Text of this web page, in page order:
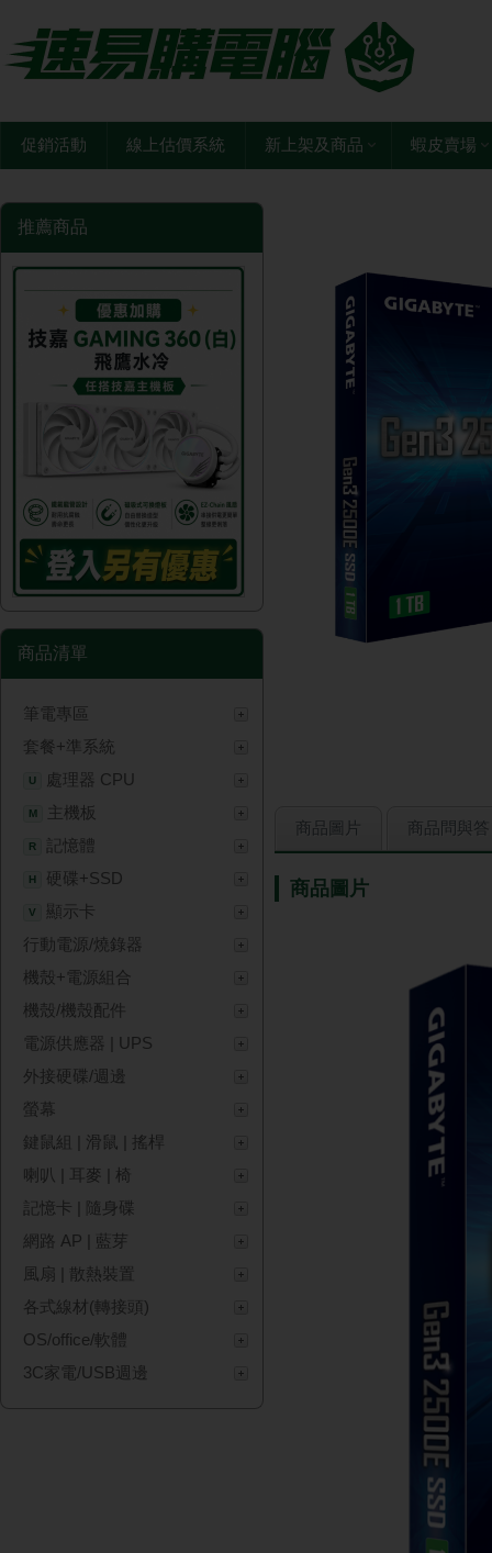
促銷活動 線上估價系統 新上架及商品 蝦皮賣場
推薦商品
商品清單
筆電專區
套餐+準系統
U 處理器 CPU
M 主機板
R 記憶體
H 硬碟+SSD
V
顯示卡
行動電源/燒錄器
機殼+電源組合
機殼/機殼配件
電源供應器 | UPS
外接硬碟/週邊
螢幕
鍵鼠組 | 滑鼠 | 搖桿
喇叭 | 耳麥 | 椅
記憶卡 | 隨身碟
網路 AP | 藍芽
風扇 | 散熱裝置
各式線材(轉接頭)
OS/office/軟體
3C家電/USB週邊
商品圖片 商品問與答
商品圖片